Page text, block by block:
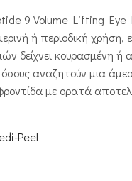
9 Volume Lifting Eye
ή περιοδική χρήση,
δείχνει κουρασμένη ή
όσους αναζητούν μια
με ορατά
Peel